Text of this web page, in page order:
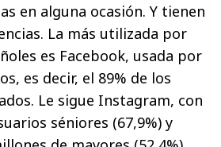
en alguna ocasión. Y tienen
La más utilizada por
es Facebook, usada por
es decir, el 89% de los
Le sigue Instagram, con
séniores (67,9%) y